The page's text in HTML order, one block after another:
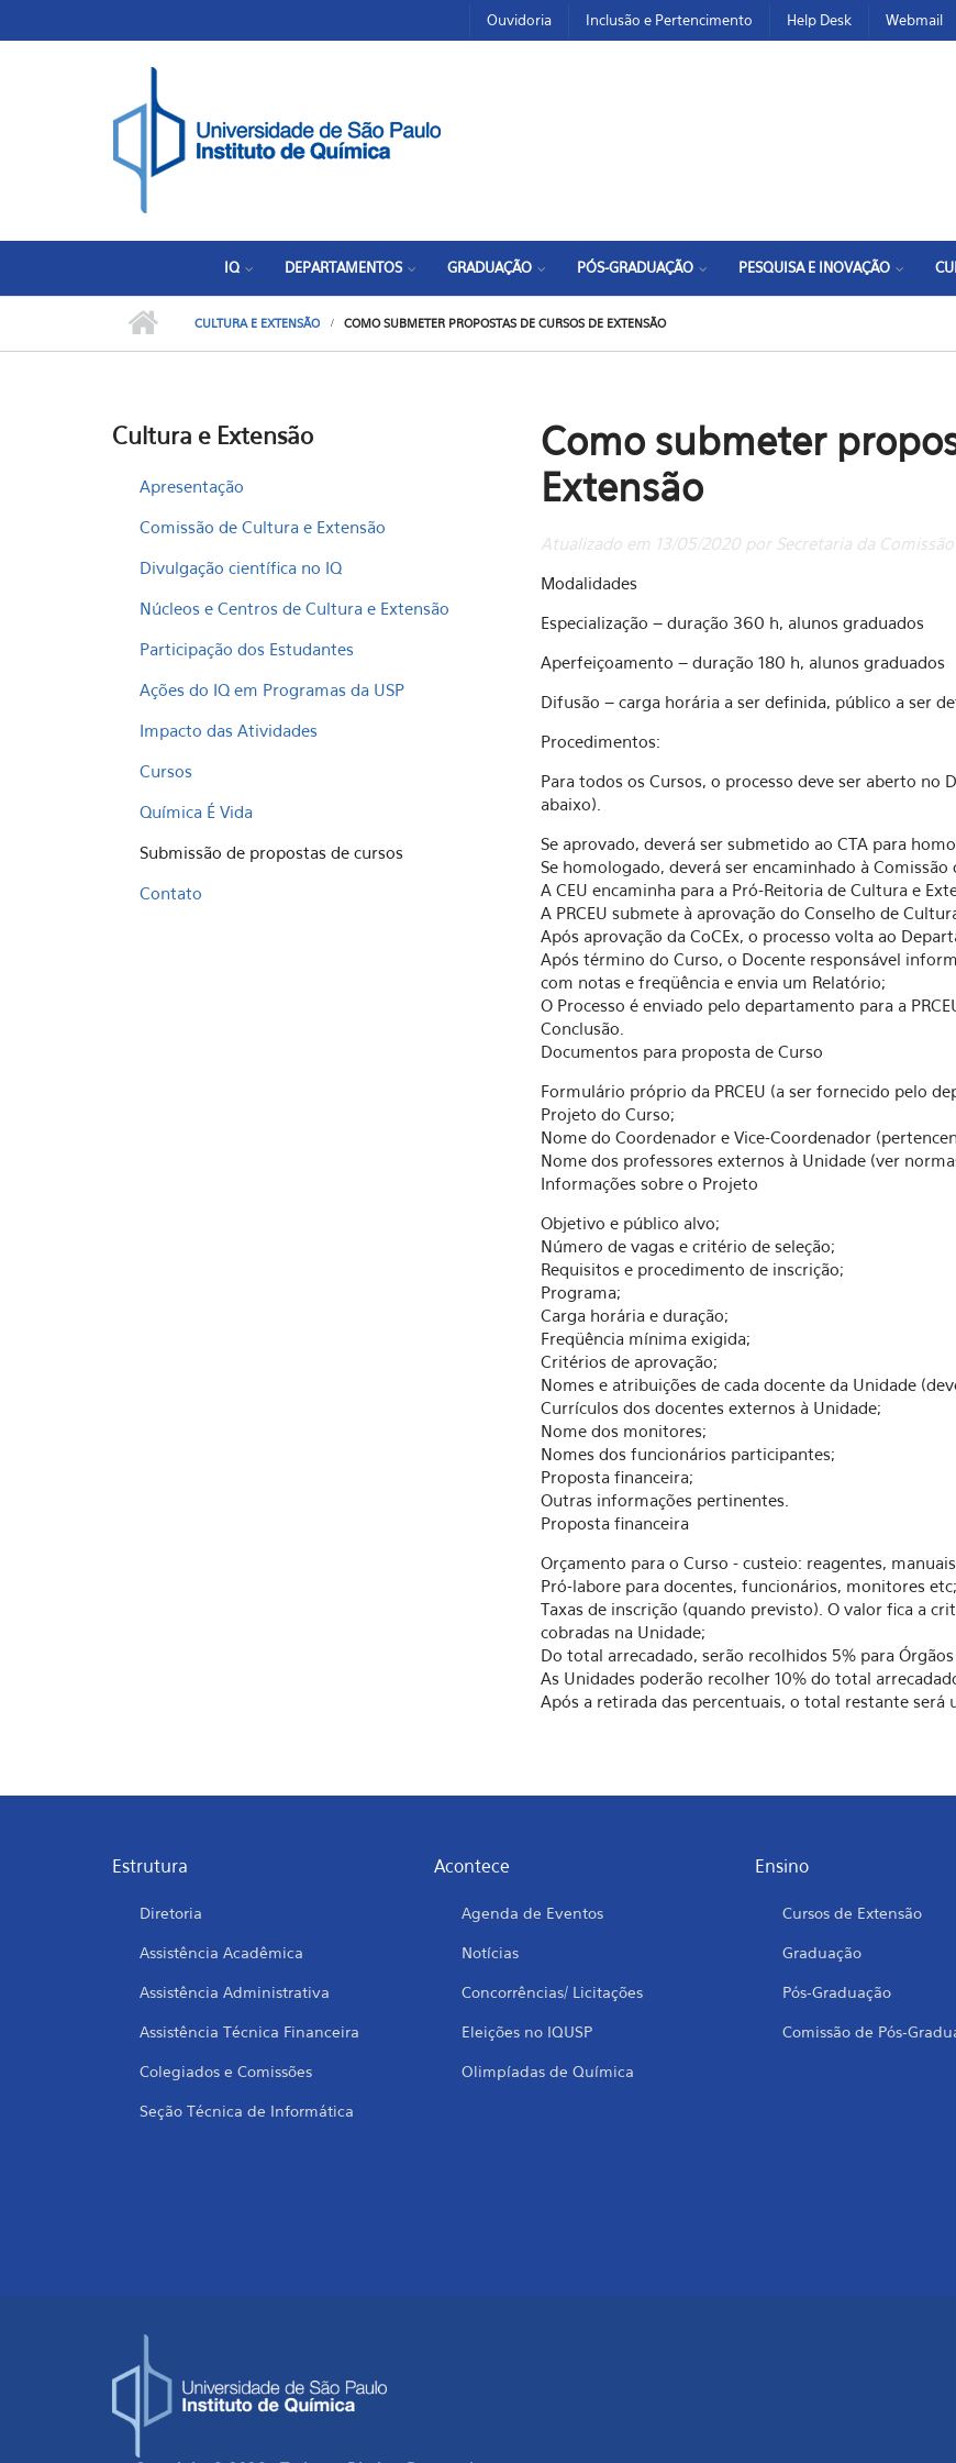
Ouvidoria Inclusão e Pertencimento Help Desk Webmail
IQ DEPARTAMENTOS GRADUAÇÃO PÓS-GRADUAÇÃO PESQUISA E INOVAÇÃO
CULTURA E EXTENSÃO COMO SUBMETER PROPOSTAS DE CURSOS DE EXTENSÃO
Cultura e Extensão
Apresentação
Comissão de Cultura e Extensão
Divulgação científica no IQ
Núcleos e Centros de Cultura e Extensão
Participação dos Estudantes
Ações do IQ em Programas da USP
Impacto das Atividades
Cursos
Química É Vida
Submissão de propostas de cursos
Contato
Como submeter
Extensão
Atualizado em 13/05/2020 por Secretaria da
Modalidades
Especialização – duração 360 h, alunos graduados
Aperfeiçoamento – duração 180 h, alunos graduados
Difusão – carga horária a ser definida, público a ser
Procedimentos:
Para todos os Cursos, o processo deve ser aberto
abaixo).
Se aprovado, deverá ser submetido ao CTA para
Se homologado, deverá ser encaminhado à Comissão
A CEU encaminha para a Pró-Reitoria de Cultura e
A PRCEU submete à aprovação do Conselho de
Após aprovação da CoCEx, o processo volta ao
Após término do Curso, o Docente responsável
com notas e freqüência e envia um Relatório;
O Processo é enviado pelo departamento para a
Conclusão.
Documentos para proposta de Curso
Formulário próprio da PRCEU (a ser fornecido pelo
Projeto do Curso;
Nome do Coordenador e Vice-Coordenador
Nome dos professores externos à Unidade (ver
Informações sobre o Projeto
Objetivo e público alvo;
Número de vagas e critério de seleção;
Requisitos e procedimento de inscrição;
Programa;
Carga horária e duração;
Freqüência mínima exigida;
Critérios de aprovação;
Nomes e atribuições de cada docente da Unidade
Currículos dos docentes externos à Unidade;
Nome dos monitores;
Nomes dos funcionários participantes;
Proposta financeira;
Outras informações pertinentes.
Proposta financeira
Orçamento para o Curso - custeio: reagentes,
Pró-labore para docentes, funcionários, monitores etc;
Taxas de inscrição (quando previsto). O valor fica a
cobradas na Unidade;
Do total arrecadado, serão recolhidos 5% para
As Unidades poderão recolher 10% do total
Após a retirada das percentuais, o total restante será
Estrutura
Diretoria
Assistência Acadêmica
Assistência Administrativa
Assistência Técnica Financeira
Colegiados e Comissões
Seção Técnica de Informática
Acontece
Agenda de Eventos
Notícias
Concorrências/ Licitações
Eleições no IQUSP
Olimpíadas de Química
Ensino
Cursos de Extensão
Graduação
Pós-Graduação
Comissão de Pós-